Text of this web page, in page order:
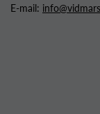
E-mail: